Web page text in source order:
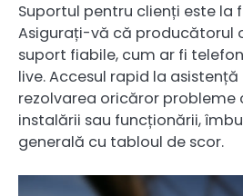
Suportul pentru clienți este la
Asigurați-vă că producătorul
suport fiabile, cum ar fi
live. Accesul rapid la
rezolvarea oricăror probleme
instalării sau funcționării,
generală cu tabloul de scor.